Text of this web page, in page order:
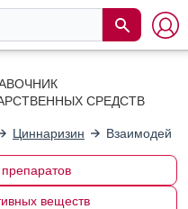
СРЕДСТВ
Циннаризин
веществ